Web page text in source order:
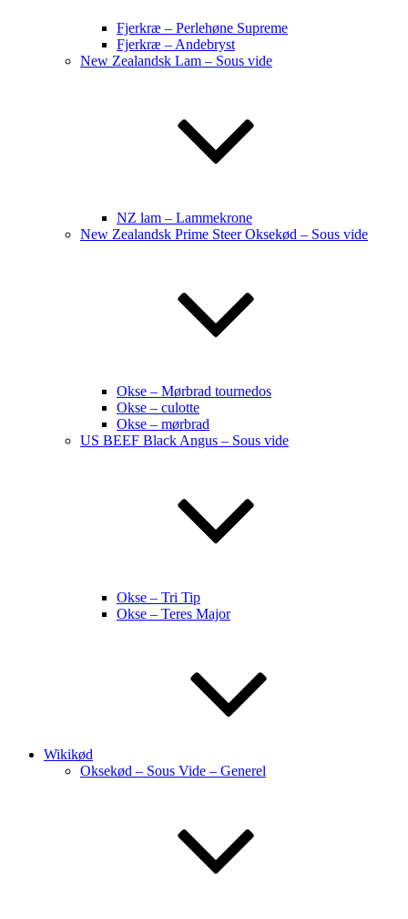
Fjerkræ – Perlehøne Supreme
Fjerkræ – Andebryst
New Zealandsk Lam – Sous vide
NZ lam – Lammekrone
New Zealandsk Prime Steer Oksekød – Sous vide
Okse – Mørbrad tournedos
Okse – culotte
Okse – mørbrad
US BEEF Black Angus – Sous vide
Okse – Tri Tip
Okse – Teres Major
Wikikød
Oksekød – Sous Vide – Generel